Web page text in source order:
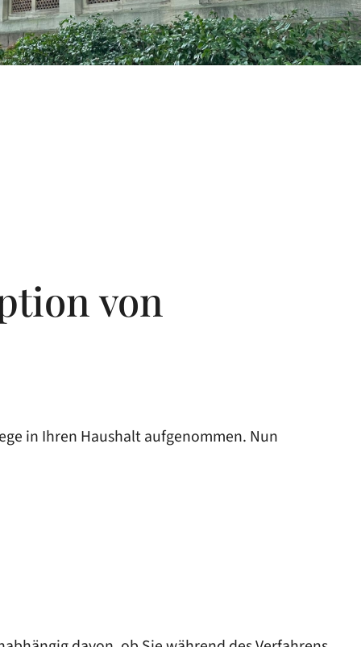
von
in Ihren Haushalt aufgenommen. Nun